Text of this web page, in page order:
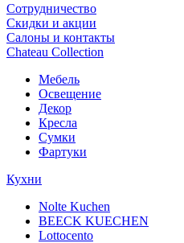
Сотрудничество
Скидки и акции
Салоны и контакты
Chateau Collection
Мебель
Освещение
Декор
Кресла
Сумки
Фартуки
Кухни
Nolte Kuchen
BEECK KUECHEN
Lottocento